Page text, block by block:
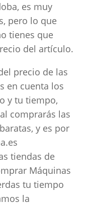
es muy
pero lo que
tienes que
del artículo.
precio de las
en cuenta los
y tu tiempo,
comprarás las
y es por
tiendas de
Máquinas
tu tiempo
la